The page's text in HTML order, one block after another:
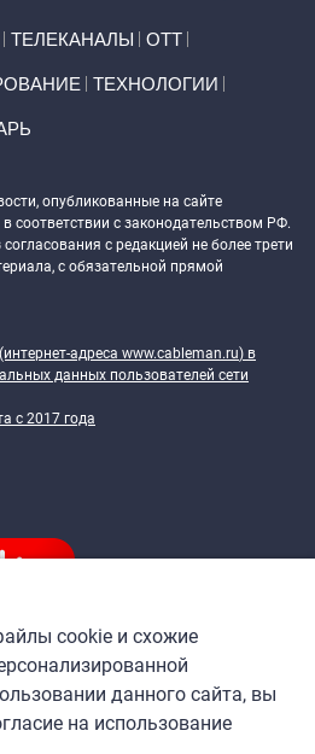
ТЕЛЕКАНАЛЫ ОТТ
ТЕХНОЛОГИИ
опубликованные на сайте
соответствии с законодательством РФ.
с редакцией не более трети
с обязательной прямой
адреса www.cableman.ru) в
данных пользователей сети
c 2017 года
cookie и схожие
данного сайта, вы
на использование